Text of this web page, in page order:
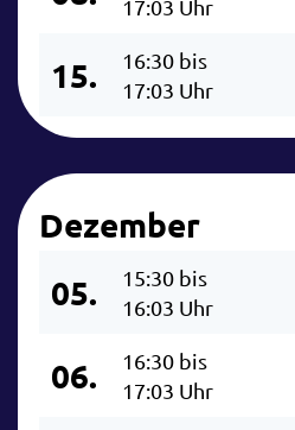
17:03 Uhr
15.
16:30 bis
17:03 Uhr
Dezember
05.
15:30 bis
16:03 Uhr
06.
16:30 bis
17:03 Uhr